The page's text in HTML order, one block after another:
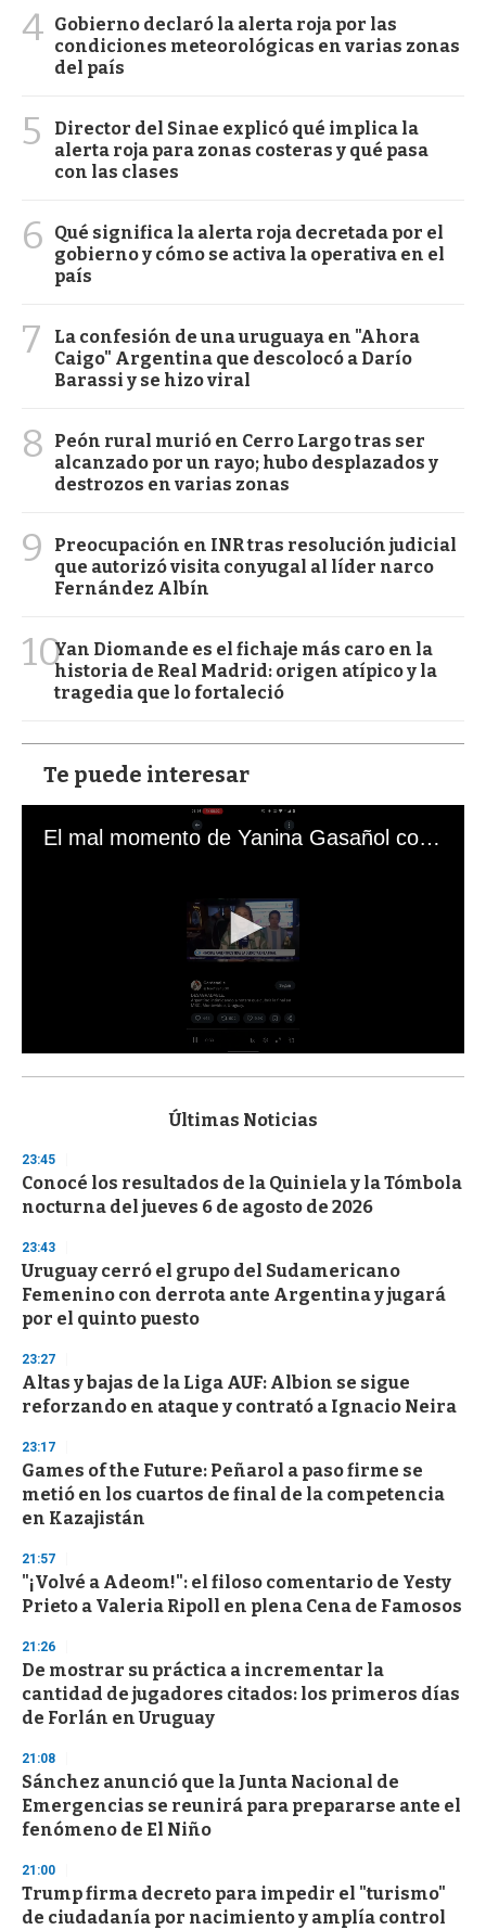
4 Gobierno declaró la alerta roja por las
condiciones meteorológicas en varias zonas
del país
5
Director del Sinae explicó qué implica la
alerta roja para zonas costeras y qué pasa
con las clases
6
Qué significa la alerta roja decretada por el
gobierno y cómo se activa la operativa en el
país
7
La confesión de una uruguaya en "Ahora
Caigo" Argentina que descolocó a Darío
Barassi y se hizo viral
8
Peón rural murió en Cerro Largo tras ser
alcanzado por un rayo; hubo desplazados y
destrozos en varias zonas
9
Preocupación en INR tras resolución judicial
que autorizó visita conyugal al líder narco
Fernández Albín
10Yan Diomande es el fichaje más caro en la
historia de Real Madrid: origen atípico y la
tragedia que lo fortaleció
Te puede interesar
El mal momento de Yanina Gasañol con un hincha argentino en "Subrayado"
s
d
s
o
f
3
s
e
c
o
d
s
Últimas Noticias
23:45
Conocé los resultados de la Quiniela y la Tómbola
nocturna del jueves 6 de agosto de 2026
23:43
Uruguay cerró el grupo del Sudamericano
Femenino con derrota ante Argentina y jugará
por el quinto puesto
23:27
Altas y bajas de la Liga AUF: Albion se sigue
reforzando en ataque y contrató a Ignacio Neira
23:17
Games of the Future: Peñarol a paso firme se
metió en los cuartos de final de la competencia
en Kazajistán
21:57
"¡Volvé a Adeom!": el filoso comentario de Yesty
Prieto a Valeria Ripoll en plena Cena de Famosos
21:26
De mostrar su práctica a incrementar la
cantidad de jugadores citados: los primeros días
de Forlán en Uruguay
21:08
Sánchez anunció que la Junta Nacional de
Emergencias se reunirá para prepararse ante el
fenómeno de El Niño
21:00
Trump firma decreto para impedir el "turismo"
de ciudadanía por nacimiento y amplía control